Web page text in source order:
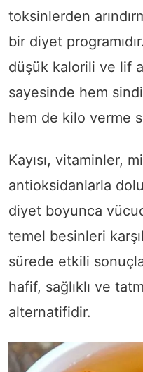
toksinlerden
bir diyet
düşük kalorili ve lif
sayesinde hem
hem de kilo verme
Kayısı, vitaminler,
antioksidanlarla
diyet boyunca
temel besinleri
sürede etkili
hafif, sağlıklı ve
alternatifidir.